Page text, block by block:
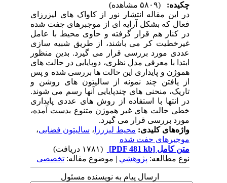
چکیده:
در این مقاله انتشار نور از کاواک های لیزرزای
فعال که بشکل آرایه ای از موجبرهای جفت شده
در کنار هم قرار گرفته و حاوی محیط با عامل
غیرخطیت کر می باشند، از طریق شبیه سازی
عددی مورد بررسی قرار می گیرد. بدین منظور
ابتدا با معرفی مدل نظری، دوپایایی در حالت های
هموژن و پایداری این حالت ها بررسی شده و پس
از یافتن چند نمونه از سالیتون های روشن و
تاریک، منحنی های چندپایایی آنها رسم می شوند.
در انتها با استفاده از روش های عددی پایداری
خطی حالت های غیر هموژن متنوع بدست آمده،
مورد بررسی قرار می گیرد.
واژه‌های کلیدی:محیط لیزرزا ، سالیتون فضایی،
موجبرهای حفت شده
متن کامل[PDF 481 kb]
نوع مطالعه:پژوهشي| موضوع مقاله:تخصصی
ارسال پیام به نویسنده مسئول